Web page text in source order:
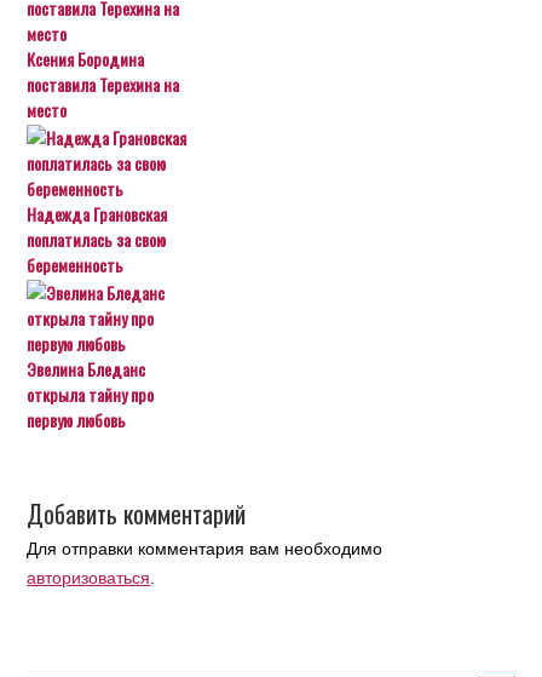
Ксения Бородина
поставила Терехина на
место
Надежда Грановская
поплатилась за свою
беременность
Эвелина Бледанс
открыла тайну про
первую любовь
Добавить комментарий
Для отправки комментария вам необходимо
авторизоваться